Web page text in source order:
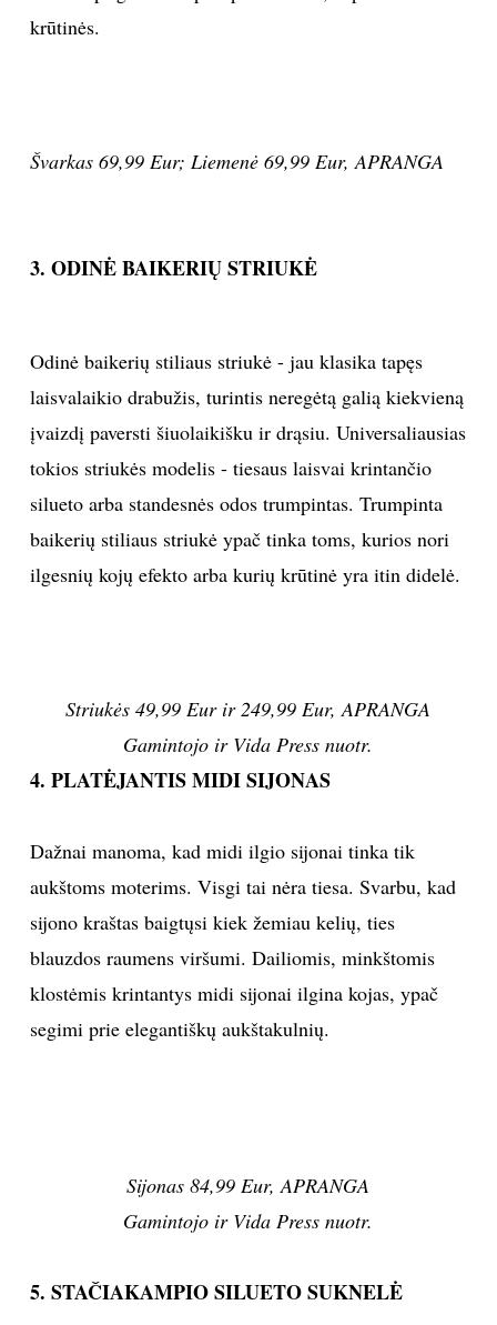
PRENUMERUOK
NAUJIENLAIŠKĮ
Prenumeruodami portalą,
Jūs sutinkate su
taisyklėmis
krūtinės.
Švarkas 69,99 Eur; Liemenė 69,99 Eur, APRANGA
3. ODINĖ BAIKERIŲ STRIUKĖ
Odinė baikerių stiliaus striukė - jau klasika tapęs
laisvalaikio drabužis, turintis neregėtą galią kiekvieną
įvaizdį paversti šiuolaikišku ir drąsiu. Universaliausias
tokios striukės modelis - tiesaus laisvai krintančio
silueto arba standesnės odos trumpintas. Trumpinta
baikerių stiliaus striukė ypač tinka toms, kurios nori
ilgesnių kojų efekto arba kurių krūtinė yra itin didelė.
Striukės 49,99 Eur ir 249,99 Eur, APRANGA
Gamintojo ir Vida Press nuotr.
4. PLATĖJANTIS MIDI SIJONAS
Dažnai manoma, kad midi ilgio sijonai tinka tik
aukštoms moterims. Visgi tai nėra tiesa. Svarbu, kad
sijono kraštas baigtųsi kiek žemiau kelių, ties
blauzdos raumens viršumi. Dailiomis, minkštomis
klostėmis krintantys midi sijonai ilgina kojas, ypač
segimi prie elegantiškų aukštakulnių.
Sijonas 84,99 Eur, APRANGA
Gamintojo ir Vida Press nuotr.
5. STAČIAKAMPIO SILUETO SUKNELĖ